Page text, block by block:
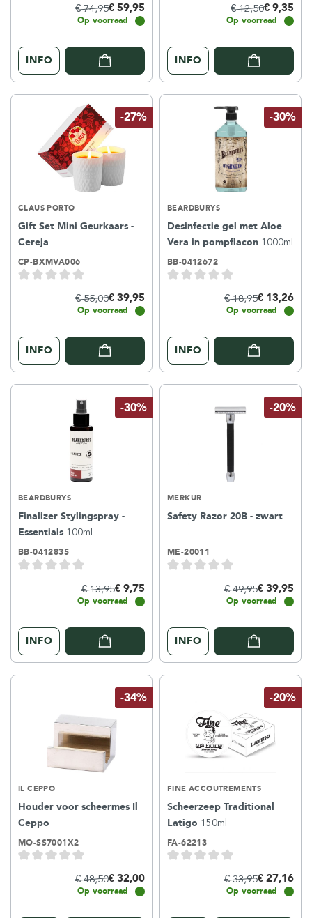
€ 74,95€ 59,95
Op voorraad
INFO
€ 12,50€ 9,35
Op voorraad
INFO
-27%
CLAUS PORTO
Gift Set Mini Geurkaars -
Cereja
CP-BXMVA006
€ 55,00€ 39,95
Op voorraad
INFO
-30%
BEARDBURYS
Desinfectie gel met Aloe
Vera in pompflacon 1000ml
BB-0412672
€ 18,95€ 13,26
Op voorraad
INFO
-30%
BEARDBURYS
Finalizer Stylingspray -
Essentials 100ml
BB-0412835
€ 13,95€ 9,75
Op voorraad
INFO
-20%
MERKUR
Safety Razor 20B - zwart
ME-20011
€ 49,95€ 39,95
Op voorraad
INFO
-34%
IL CEPPO
Houder voor scheermes Il
Ceppo
MO-SS7001X2
€ 48,50€ 32,00
Op voorraad
-20%
FINE ACCOUTREMENTS
Scheerzeep Traditional
Latigo 150ml
FA-62213
€ 33,95€ 27,16
Op voorraad